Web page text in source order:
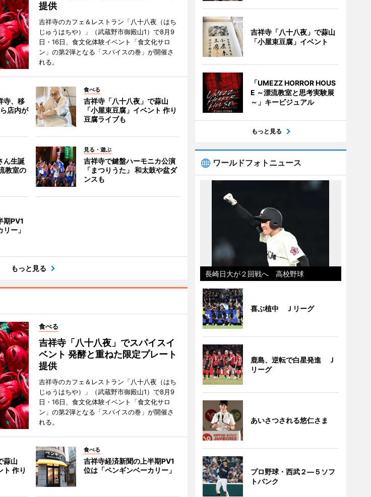
提供
吉祥寺のカフェ＆レストラン「八十八夜（はち
じゅうはちや）」（武蔵野市御殿山1）で8月9
日・16日、食文化体験イベント「食文化サロ
ン」の第2弾となる「スパイスの巻」が開催さ
れる。
寺、移
店内が
食べる
吉祥寺「八十八夜」で蒜山
「小屋束豆腐」イベント 作り
豆腐ライブも
ん生誕
教室の
見る・遊ぶ
吉祥寺で鍵盤ハーモニカ公演
「まつりうた」 和太鼓や盆ダ
ンスも
期PV1
ー」
もっと見る
食べる
吉祥寺「八十八夜」でスパイスイ
ベント 発酵と重ねた限定プレート
提供
吉祥寺のカフェ＆レストラン「八十八夜（はち
じゅうはちや）」（武蔵野市御殿山1）で8月9
日・16日、食文化体験イベント「食文化サロ
ン」の第2弾となる「スパイスの巻」が開催さ
れる。
蒜山
ト 作り
食べる
吉祥寺経済新聞の上半期PV1
位は「ペンギンベーカリー」
吉祥寺「八十八夜」で蒜山
「小屋束豆腐」イベント
「UMEZZ HORROR HOUS
E ～漂流教室と思考実験展
～」キービジュアル
もっと見る
ワールドフォトニュース
長崎日大が２回戦へ 高校野球
喜ぶ植中 Ｊリーグ
鹿島、逆転で白星発進 Ｊ
リーグ
あいさつされる悠仁さま
プロ野球・西武２―５ソフ
トバンク